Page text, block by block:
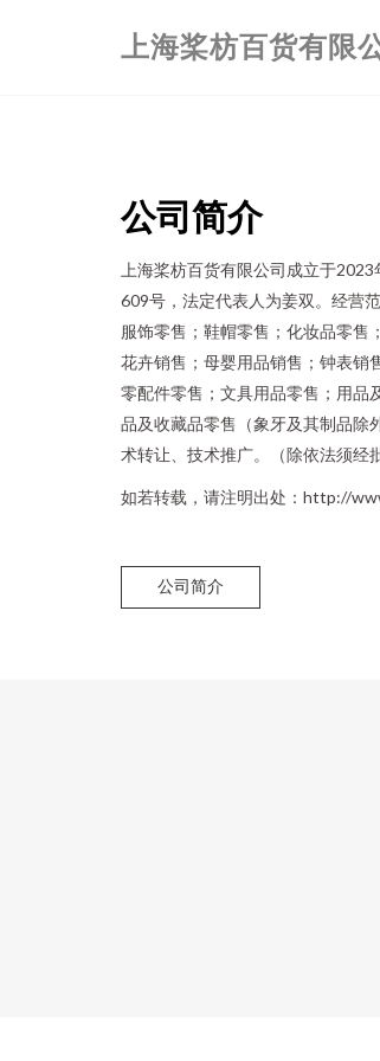
上海桨枋百货有限
公司简介
上海桨枋百货有限公司成立于
609号，法定代表人为姜双。经营
服饰零售；鞋帽零售；化妆品零售
花卉销售；母婴用品销售；钟表销
零配件零售；文具用品零售；用品
品及收藏品零售（象牙及其制品除
术转让、技术推广。（除依法须经
如若转载，请注明出处：http://
公司简介